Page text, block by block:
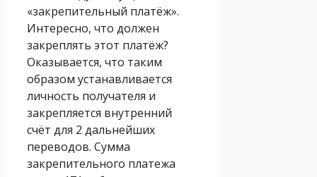
«закрепительный платёж».
Интересно, что должен
закреплять этот платёж?
Оказывается, что таким
образом устанавливается
личность получателя и
закрепляется внутренний
счёт для 2 дальнейших
переводов. Сумма
закрепительного платежа